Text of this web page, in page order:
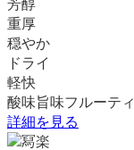
重厚
穏やか
ドライ
軽快
酸味旨味フルーティ
詳細を見る